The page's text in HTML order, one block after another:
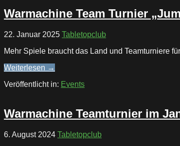
Warmachine Team Turnier
22. Januar 2025 Tabletopclub
Mehr Spiele braucht das Land und Teamturniere
Weiterlesen →
Veröffentlicht in: Events
Warmachine Teamturnier im
6. August 2024 Tabletopclub